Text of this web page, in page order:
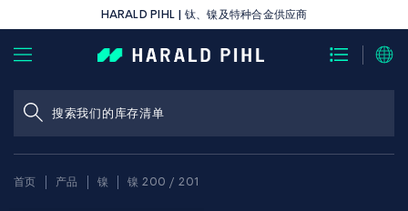
HARALD PIHL | 钛、镍及特种合金供应商
首页 产品 镍 镍 200 / 201